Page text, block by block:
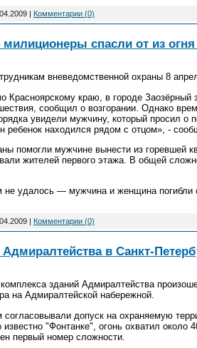
Комментарии (0)
спасли от из
вневедомственной охраны 8
Красноярскому краю, в городе
сообщил о возгорании. Однако
увидели мужчину, который просил о
ребенок находился рядом с отцом», -
помогли мужчине вынести из горевшей
жителей первого этажа. В общей
не удалось — мужчина и женщина погибли
| Комментарии (0)
в Санкт-
зданий Адмиралтейства
на Адмиралтейской набережной.
допуск на охраняемую
известно "Фонтанке", огонь охватил
первый номер сложности.